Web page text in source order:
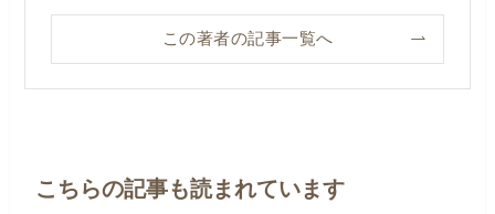
この著者の記事一覧へ
こちらの記事も読まれています